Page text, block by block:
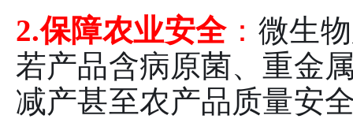
2.保障农业安全： 微生
若产品含病原菌、重金
减产甚至农产品质量安